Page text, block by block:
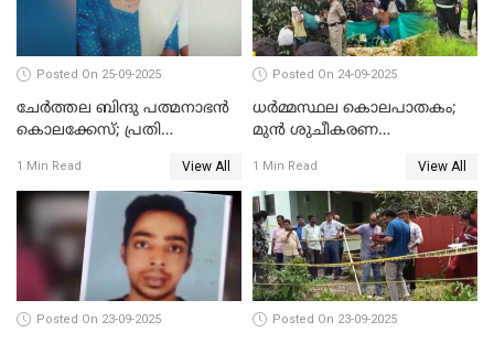
Posted On 25-09-2025
ചേർത്തല ബിന്ദു പത്മനാഭൻ
കൊലക്കേസ്; പ്രതി
1 Min Read View All
Posted On 24-09-2025
ധർമ്മസ്ഥല കൊലപാതകം;
മുൻ ശുചീകരണ
രേഖപ്പെടുത്തും
1 Min Read View All
Posted On 23-09-2025 Posted On 23-09-2025